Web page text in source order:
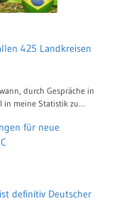
425 Landkreisen
durch Gespräche in
in meine Statistik zu…
für neue
definitiv Deutscher